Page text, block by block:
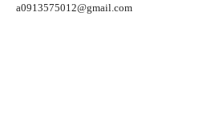
a0913575012@gmail.com